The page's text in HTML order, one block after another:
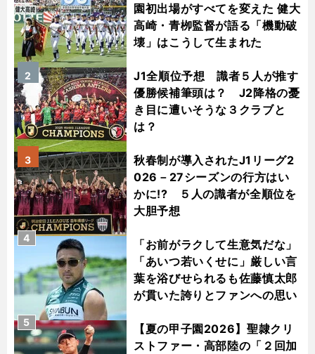
園初出場がすべてを変えた 健大
高崎・青栁監督が語る「機動破
壊」はこうして生まれた
J1全順位予想 識者５人が推す
優勝候補筆頭は？ J2降格の憂
き目に遭いそうな３クラブと
は？
2
秋春制が導入されたJ1リーグ2
026－27シーズンの行方はい
かに!? ５人の識者が全順位を
大胆予想
3
「お前がラクして生意気だな」
「あいつ若いくせに」厳しい言
葉を浴びせられるも佐藤慎太郎
が貫いた誇りとファンへの思い
4
【夏の甲子園2026】聖隷クリ
ストファー・高部陸の「２回加
5